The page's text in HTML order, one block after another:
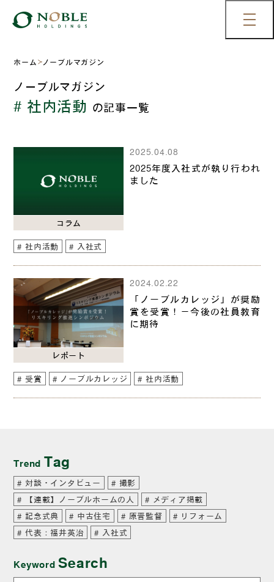
ホーム ノーブルマガジン
ノーブルマガジン
# 社内活動 の記事一覧
コラム
2025.04.08
2025年度入社式が執り行われ
ました
社内活動 入社式
レポート
2024.02.22
「ノーブルカレッジ」が奨励
賞を受賞！－今後の社員教育
に期待
受賞 ノーブルカレッジ 社内活動
Trend Tag
対談・インタビュー
撮影
【連載】ノーブルホームの人
メディア掲載
記念式典
中古住宅 原晋監督
リフォーム
代表：福井英治
入社式
KeywordSearch